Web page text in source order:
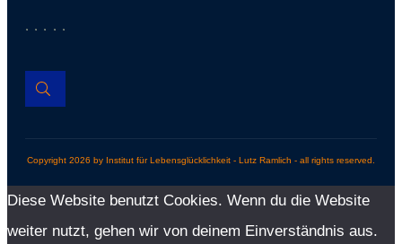
Copyright 2026 by Institut für Lebensglücklichkeit - Lutz Ramlich - all rights reserved.
Diese Website benutzt Cookies. Wenn du die Website
weiter nutzt, gehen wir von deinem Einverständnis aus.